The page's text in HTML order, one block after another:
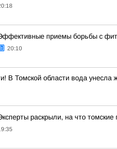
приемы борьбы с
20:10
В Томской области вода
раскрыли, на что